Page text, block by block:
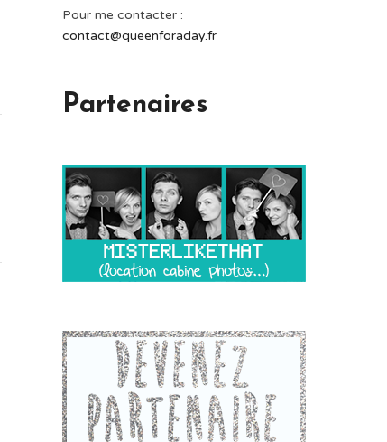
Pour me contacter :
contact@queenforaday.fr
Partenaires